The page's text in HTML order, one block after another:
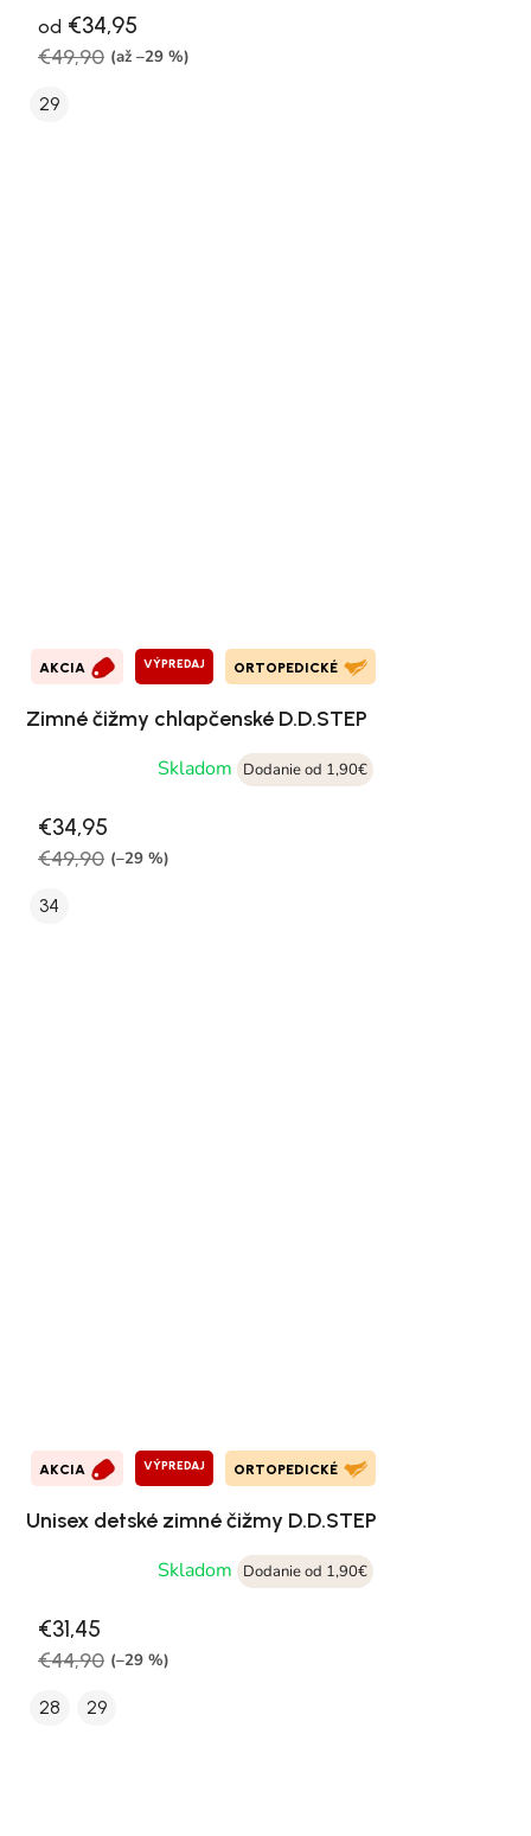
od €34,95
€49,90 (až –29 %)
29
AKCIA VÝPREDAJ ORTOPEDICKÉ
Zimné čižmy chlapčenské D.D.STEP
Skladom
Dodanie od 1,90€
€34,95
€49,90 (–29 %)
34
AKCIA VÝPREDAJ ORTOPEDICKÉ
Unisex detské zimné čižmy D.D.STEP
Skladom
Dodanie od 1,90€
€31,45
€44,90 (–29 %)
28 29